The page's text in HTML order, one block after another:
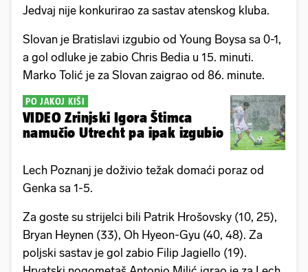
Jedvaj nije konkurirao za sastav atenskog kluba.
Slovan je Bratislavi izgubio od Young Boysa sa 0-1,
a gol odluke je zabio Chris Bedia u 15. minuti.
Marko Tolić je za Slovan zaigrao od 86. minute.
PO JAKOJ KIŠI
VIDEO Zrinjski Igora Štimca
namučio Utrecht pa ipak izgubio
Lech Poznanj je doživio težak domaći poraz od
Genka sa 1-5.
Za goste su strijelci bili Patrik Hrošovsky (10, 25),
Bryan Heynen (33), Oh Hyeon-Gyu (40, 48). Za
poljski sastav je gol zabio Filip Jagiello (19).